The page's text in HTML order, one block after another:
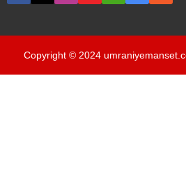
Copyright © 2024